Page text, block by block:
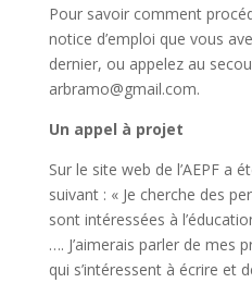
Pour savoir comment
notice d’emploi que vous
dernier, ou appelez au
arbramo@gmail.com.
Un appel à projet
Sur le site web de l’AEPF a
suivant : « Je cherche des
sont intéressées à
…. J’aimerais parler de mes
qui s’intéressent à écrire et